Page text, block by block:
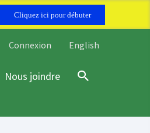
Connexion English
Nous joindre
Cliquez ici pour débuter